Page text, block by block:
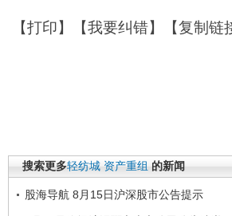
【打印】【我要纠错】【复制链
搜索更多轻纺城 资产重组 的新闻
股海导航 8月15日沪深股市公告提示